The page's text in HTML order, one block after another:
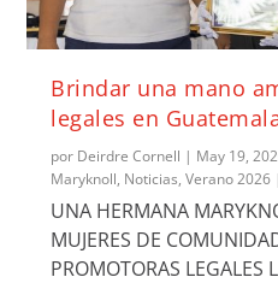
Brindar una mano
legales en
por Deirdre Cornell | May 19,
Maryknoll, Noticias,Verano 2026
UNA HERMANA
MUJERES DE
PROMOTORAS LEGALES